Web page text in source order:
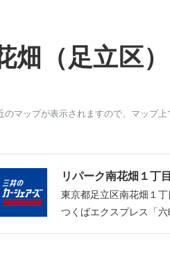
畑（足立区
のマップが表示されますので、マップ
リパーク南花畑１丁
東京都足立区南花畑１丁
つくばエクスプレス「
よくあるご質問・お問い合わせ